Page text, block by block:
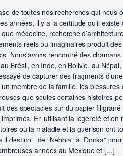
de toutes nos recherches qui nous
années, il y a la certitude qu’il
médecine, recherche
réels ou imaginaires produit
Nous avons rencontré des
Brésil, en Inde, en Bolivie, au
de capturer des fragments
membre de la famille, les
que seules certaines histoires
des spectacles sur du papier
En utilisant la légèreté et
où la maladie et la guérison ont
il destino”, de “Nebbia” à “Donka”
années au Mexique et […]